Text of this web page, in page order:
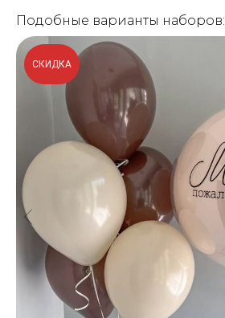
Подобные варианты наборов:
СКИДКА